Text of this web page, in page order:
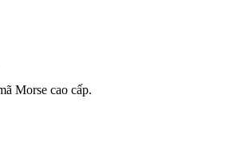
Morse cao cấp.